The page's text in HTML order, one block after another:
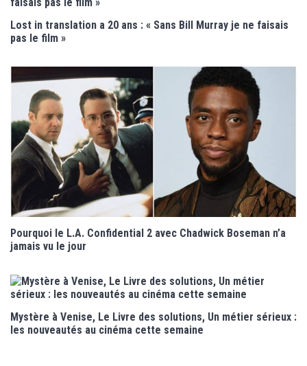
Lost in translation a 20 ans : « Sans Bill Murray je ne faisais
pas le film »
Pourquoi le L.A. Confidential 2 avec Chadwick Boseman n’a
jamais vu le jour
Mystère à Venise, Le Livre des solutions, Un métier sérieux :
les nouveautés au cinéma cette semaine